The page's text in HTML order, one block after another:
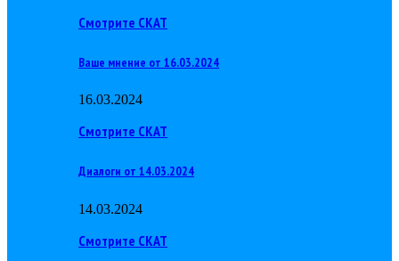
Смотрите СКАТ
Ваше мнение от 16.03.2024
16.03.2024
Смотрите СКАТ
Диалоги от 14.03.2024
14.03.2024
Смотрите СКАТ